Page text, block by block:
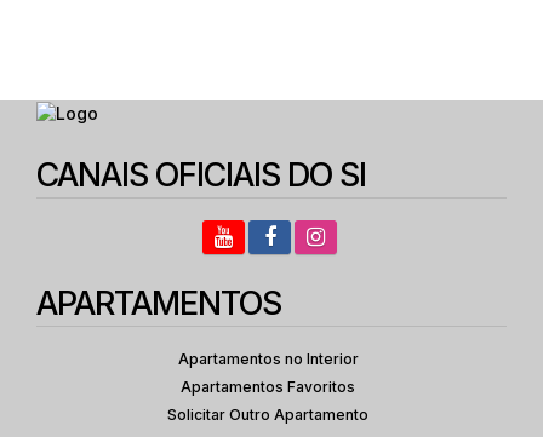
CANAIS OFICIAIS DO SI
APARTAMENTOS
Apartamentos no Interior
Apartamentos Favoritos
Solicitar Outro Apartamento